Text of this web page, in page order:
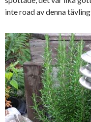
inte road av denna